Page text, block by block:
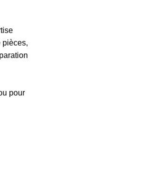
pièces,
pour